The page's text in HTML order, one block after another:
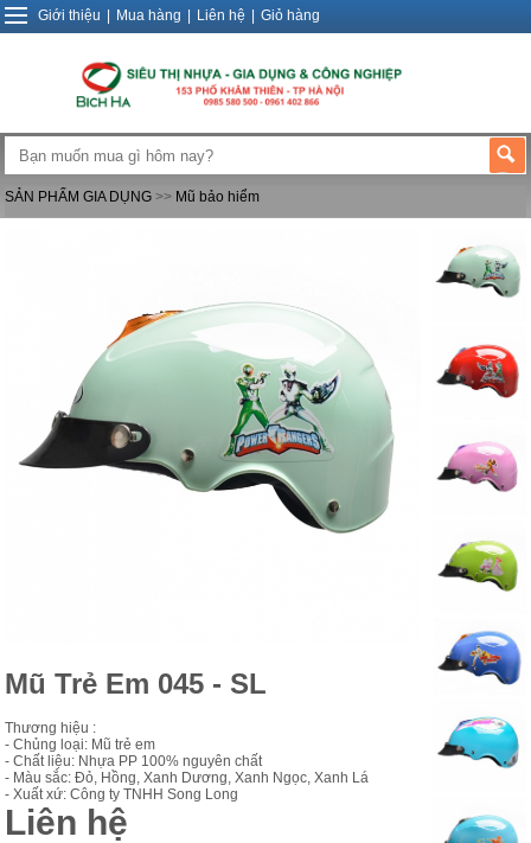
Giới thiệu Mua hàng Liên hệ Giỏ hàng
SẢN PHẨM GIA DỤNG >> Mũ bảo hiểm
Mũ Trẻ Em 045 - SL
Thương hiệu :
- Chủng loại: Mũ trẻ em
- Chất liệu: Nhựa PP 100% nguyên chất
- Màu sắc: Đỏ, Hồng, Xanh Dương, Xanh Ngọc, Xanh Lá
- Xuất xứ: Công ty TNHH Song Long
Liên hệ